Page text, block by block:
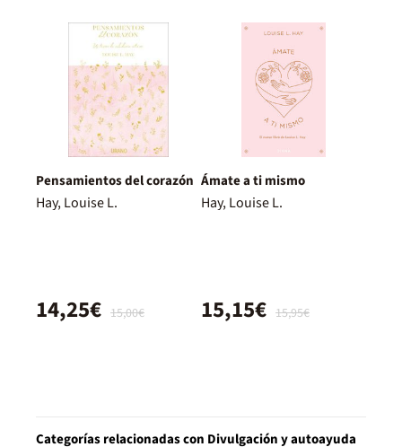
Pensamientos del corazón
Hay, Louise L.
15,00€
14,25€
Ámate a ti mismo
Hay, Louise L.
15,95€
15,15€
Categorías relacionadas con Divulgación y autoayuda